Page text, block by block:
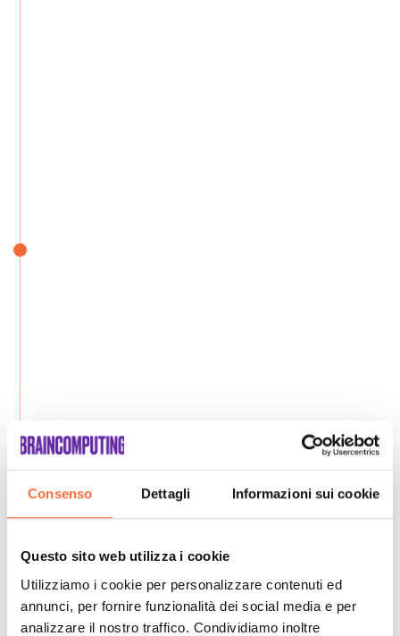
Consenso Dettagli Informazioni sui cookie
Questo sito web utilizza i cookie
Utilizziamo i cookie per personalizzare contenuti ed
annunci, per fornire funzionalità dei social media e per
analizzare il nostro traffico. Condividiamo inoltre